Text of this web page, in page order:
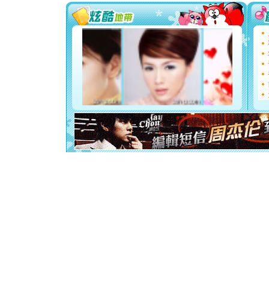
[圣诞节]
能正大
都要快乐
[圣诞节]
如意,快
[元旦]
看
断电。
你是我
[元旦]
如
起；二
离。水
[元旦]当
泣，这痛
卖了。水
[春节]风